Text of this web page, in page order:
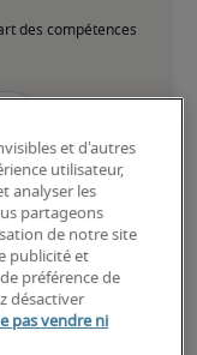
des compétences
compétences clés
et d'autres
utilisateur,
analyser les
partageons
de notre site
publicité et
préférence de
désactiver
pas vendre ni